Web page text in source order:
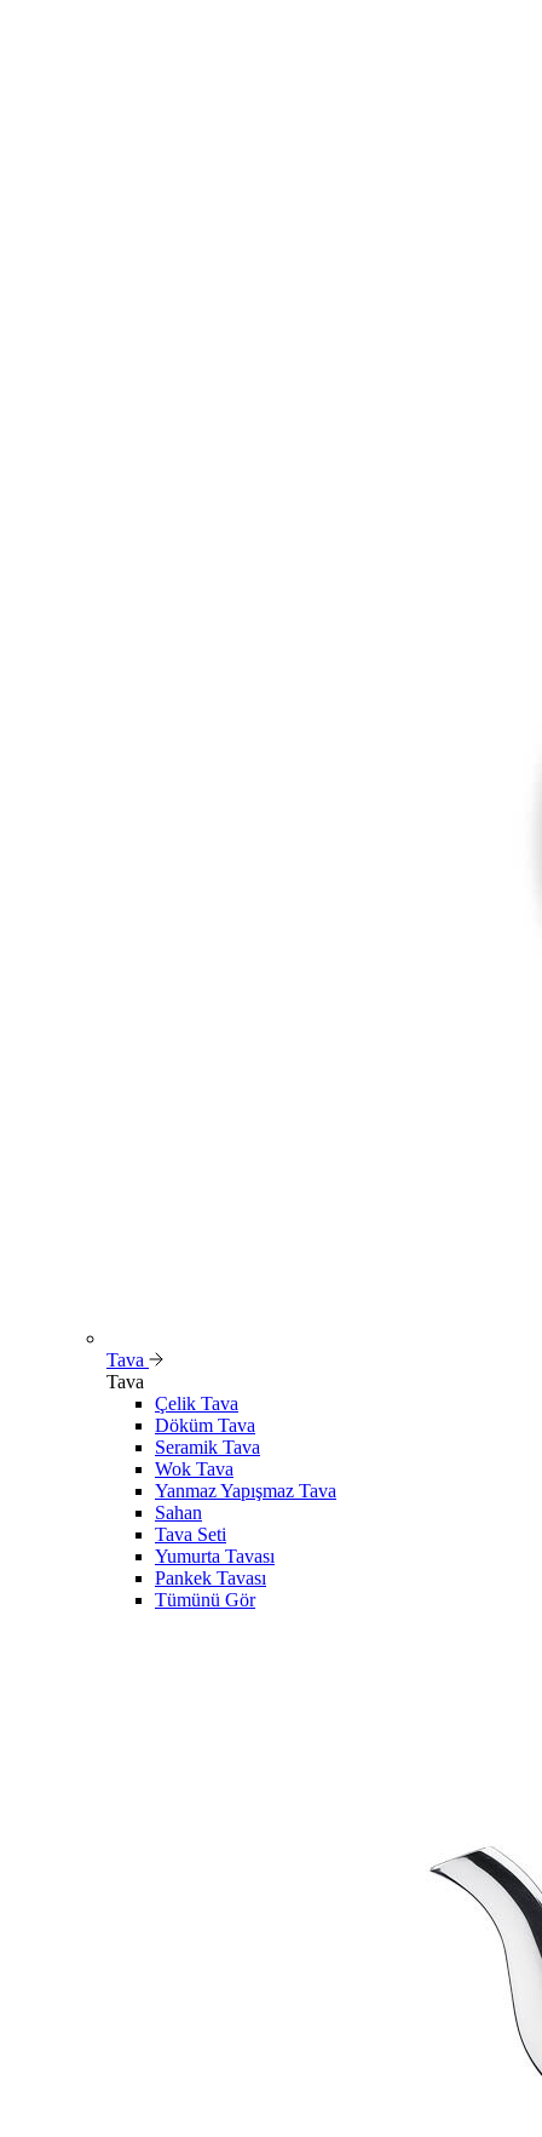
Tava
Tava
Çelik Tava
Döküm Tava
Seramik Tava
Wok Tava
Yanmaz Yapışmaz Tava
Sahan
Tava Seti
Yumurta Tavası
Pankek Tavası
Tümünü Gör